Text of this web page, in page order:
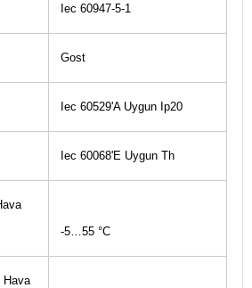
Iec 60947-5-1
Gost
Iec 60529'A Uygun Ip20
Iec 60068'E Uygun Th
-5…55 °C
Hava